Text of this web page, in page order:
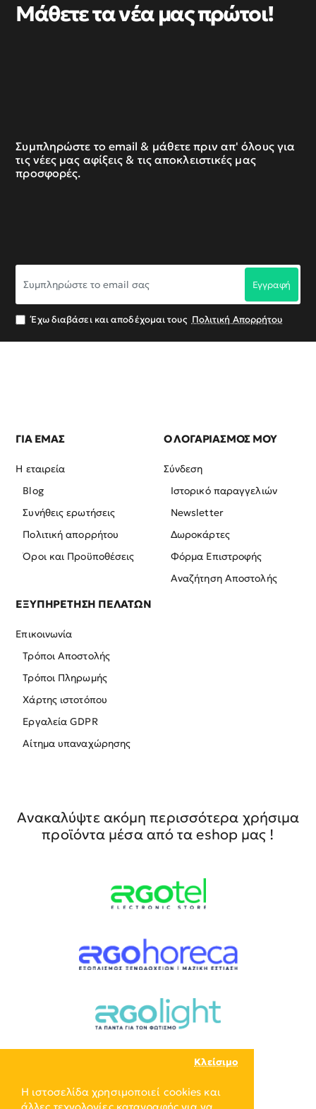
Η ιστοσελίδα χρησιμοποιεί cookies και
Κλείσιμο
Μάθετε τα νέα μας πρώτοι!
Συμπληρώστε το email & μάθετε πριν απ' όλους για
τις νέες μας αφίξεις & τις αποκλειστικές μας
προσφορές.
το
σας
Εγγραφή
Έχω διαβάσει και αποδέχομαι τους Πολιτική Απορρήτου
ΓΙΑ ΕΜΑΣ
Η εταιρεία
Blog
Συνήθεις ερωτήσεις
Πολιτική απορρήτου
Όροι και Προϋποθέσεις
Ο ΛΟΓΑΡΙΑΣΜΟΣ ΜΟΥ
Σύνδεση
Ιστορικό παραγγελιών
Newsletter
Δωροκάρτες
Φόρμα Επιστροφής
Αναζήτηση Αποστολής
ΕΞΥΠΗΡΕΤΗΣΗ ΠΕΛΑΤΩΝ
Επικοινωνία
Τρόποι Αποστολής
Τρόποι Πληρωμής
Χάρτης ιστοτόπου
Εργαλεία GDPR
Αίτημα υπαναχώρησης
Ανακαλύψτε ακόμη περισσότερα χρήσιμα
προϊόντα μέσα από τα eshop μας !